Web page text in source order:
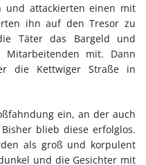
und attackierten einen mit
ihn auf den Tresor zu
Täter das Bargeld und
mit. Dann
die Kettwiger Straße in
ein, an der auch
blieb diese erfolglos.
als groß und korpulent
und die Gesichter mit